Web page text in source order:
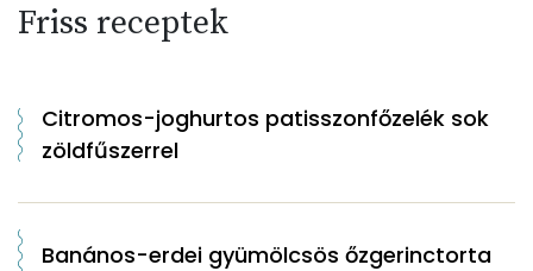
Friss receptek
Citromos-joghurtos patisszonfőzelék sok
zöldfűszerrel
Banános-erdei gyümölcsös őzgerinctorta